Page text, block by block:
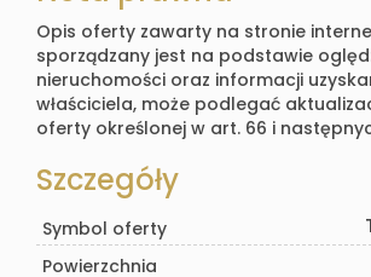
Opis oferty zawarty na stronie
sporządzany jest na podstawie
nieruchomości oraz informacji
właściciela, może podlegać
oferty określonej w art. 66 i
Szczegóły
Symbol oferty
Powierzchnia